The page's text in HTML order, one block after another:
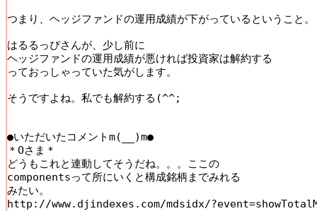
つまり、ヘッジファンドの運用成績が下がっているということ。
はるるっぴさんが、少し前に
ヘッジファンドの運用成績が悪ければ投資家は解約する
っておっしゃっていた気がします。
そうですよね。私でも解約する(^^;
●いただいたコメントm(__)m●
＊Oさま＊
どうもこれと連動してそうだね。。。ここの
componentsって所にいくと構成銘柄までみれる
みたい。
http://www.djindexes.com/mdsidx/